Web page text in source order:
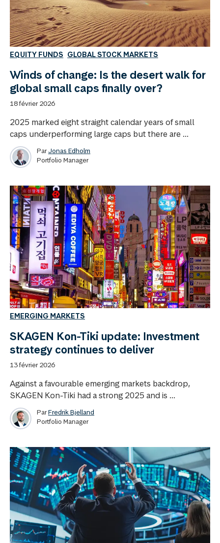
EQUITY FUNDS GLOBAL STOCK MARKETS
Winds of change: Is the desert walk for
global small caps finally over?
18 février 2026
2025 marked eight straight calendar years of small
caps underperforming large caps but there are ...
ParJonas Edholm
Portfolio Manager
EMERGING MARKETS
SKAGEN Kon-Tiki update: Investment
strategy continues to deliver
13 février 2026
Against a favourable emerging markets backdrop,
SKAGEN Kon-Tiki had a strong 2025 and is ...
ParFredrik Bjelland
Portfolio Manager